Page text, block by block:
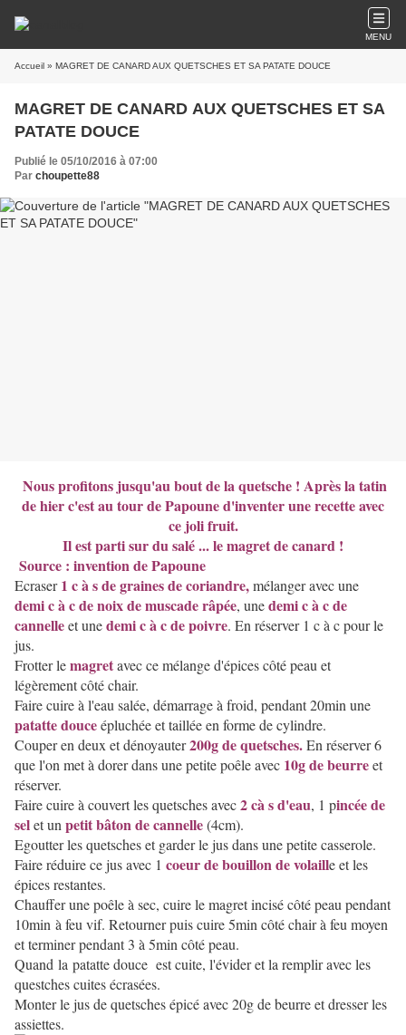
MENU
Accueil » MAGRET DE CANARD AUX QUETSCHES ET SA PATATE DOUCE
MAGRET DE CANARD AUX QUETSCHES ET SA
PATATE DOUCE
Publié le 05/10/2016 à 07:00
Par choupette88
Nous profitons jusqu'au bout de la quetsche ! Après la tatin
de hier c'est au tour de Papoune d'inventer une recette avec
ce joli fruit.
Il est parti sur du salé ... le magret de canard !
Source : invention de Papoune
Ecraser1 c à s de graines de coriandre,mélanger avec une
demi c à c de noix de muscade râpée, unedemi c à c de
cannelleet unedemi c à c de poivre. En réserver 1 c à c pour le
jus.
Frotter lemagretavec ce mélange d'épices côté peau et
légèrement côté chair.
Faire cuire à l'eau salée, démarrage à froid, pendant 20min une
patatte douceépluchée et taillée en forme de cylindre.
Couper en deux et dénoyauter200g de quetsches.En réserver 6
que l'on met à dorer dans une petite poêle avec 10g de beurreet
réserver.
Faire cuire à couvert les quetsches avec2 cà s d'eau, 1 pincée de
selet un petit bâton de cannelle(4cm).
Egoutter les quetsches et garder le jus dans une petite casserole.
Faire réduire ce jus avec 1 coeur de bouillon de volaille et les
épices restantes.
Chauffer une poêle à sec, cuire le magret incisé côté peau pendant
10min à feu vif. Retourner puis cuire 5min côté chair à feu moyen
et terminer pendant 3 à 5min côté peau.
Quand la patatte douce est cuite, l'évider et la remplir avec les
questches cuites écrasées.
Monter le jus de quetsches épicé avec 20g de beurre et dresser les
assiettes.